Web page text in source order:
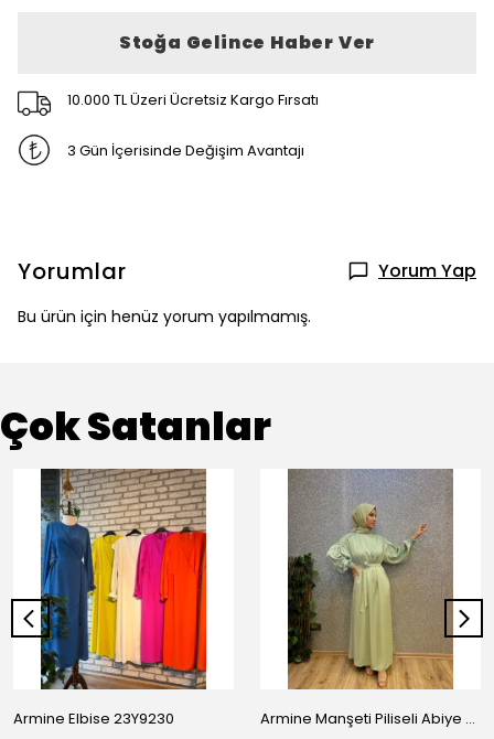
Stoğa Gelince Haber Ver
10.000 TL Üzeri Ücretsiz Kargo Fırsatı
3 Gün İçerisinde Değişim Avantajı
Yorumlar Yorum Yap
Bu ürün için henüz yorum yapılmamış.
Çok Satanlar
Armine Elbise 23Y9230 Armine Manşeti Piliseli Abiye Elbise 23Y9617